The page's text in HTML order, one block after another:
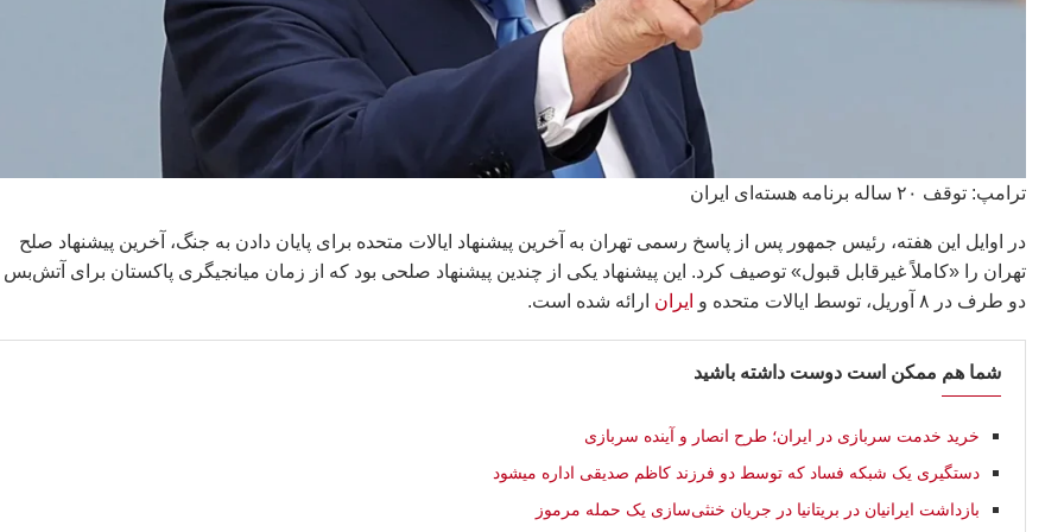
ترامپ: توقف ۲۰ ساله برنامه هسته‌ای ایران
در اوایل این هفته، رئیس جمهور پس از پاسخ رسمی تهران به آخرین پیشنهاد ایالات متحده برای پایان دادن به جنگ، آخرین پیشنهاد صلح
تهران را «کاملاً غیرقابل قبول» توصیف کرد. این پیشنهاد یکی از چندین پیشنهاد صلحی بود که از زمان میانجیگری پاکستان برای آتش‌بس
دو طرف در ۸ آوریل، توسط ایالات متحده و
ایران ارائه شده است.
شما هم ممکن است دوست داشته باشید
خرید خدمت سربازی در ایران؛ طرح انصار و آینده سربازی
دستگیری یک شبکه فساد که توسط دو فرزند کاظم صدیقی اداره میشود
بازداشت ایرانیان در بریتانیا در جریان خنثی‌سازی یک حمله مرموز